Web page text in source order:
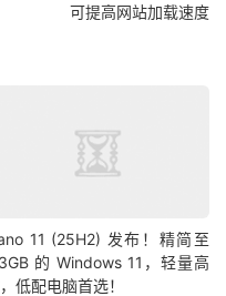
可提高网站加载速度
11 (25H2) 发布！精简至
的 Windows 11，轻量高
低配电脑首选！